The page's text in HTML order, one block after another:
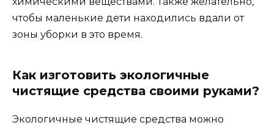
чтобы маленькие дети находились вдали от
зоны уборки в это время.
Как изготовить экологичные
чистящие средства своими руками?
Экологичные чистящие средства можно